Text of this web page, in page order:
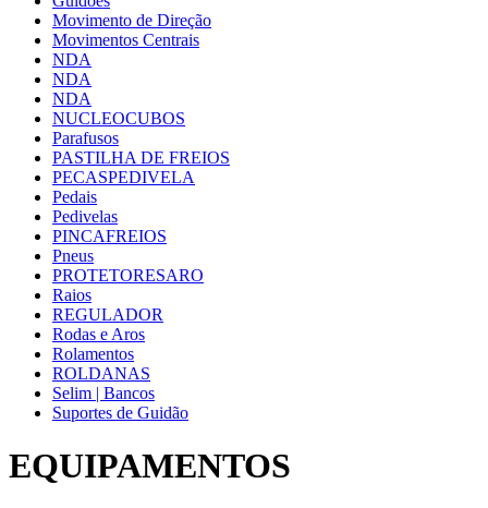
Movimento de Direção
Movimentos Centrais
NDA
NDA
NDA
NUCLEOCUBOS
Parafusos
PASTILHA DE FREIOS
PECASPEDIVELA
Pedais
Pedivelas
PINCAFREIOS
Pneus
PROTETORESARO
Raios
REGULADOR
Rodas e Aros
Rolamentos
ROLDANAS
Selim | Bancos
Suportes de Guidão
EQUIPAMENTOS